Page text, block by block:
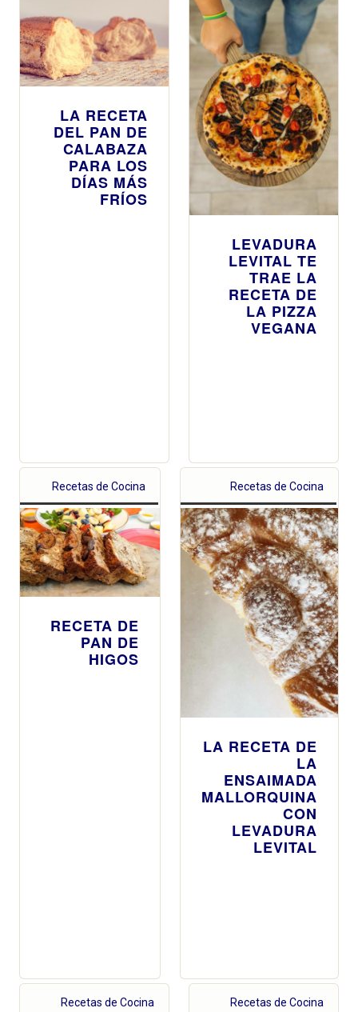
LA RECETA
DEL PAN DE
CALABAZA
PARA LOS
DÍAS MÁS
FRÍOS
LEVADURA
LEVITAL TE
TRAE LA
RECETA DE
LA PIZZA
VEGANA
Recetas de Cocina
RECETA DE
PAN DE
HIGOS
Recetas de Cocina
LA RECETA DE
LA
ENSAIMADA
MALLORQUINA
CON
LEVADURA
LEVITAL
Recetas de Cocina Recetas de Cocina